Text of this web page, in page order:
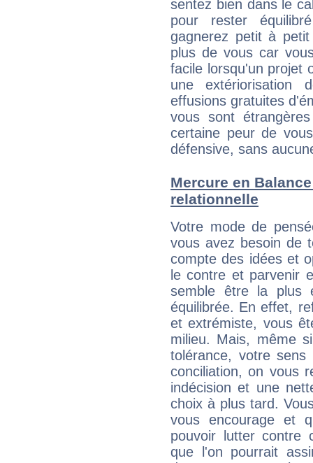
sentez bien dans le
pour rester
gagnerez petit à
plus de vous car
facile lorsqu'un projet
une extériorisation
effusions gratuites
vous sont
certaine peur de
défensive, sans
Mercure en
relationnelle
Votre mode de
vous avez besoin de
compte des idées et
le contre et parvenir
semble être la plus
équilibrée. En effet,
et extrémiste, vous
milieu. Mais, même
tolérance, votre
conciliation, on vous
indécision et une
choix à plus tard.
vous encourage et
pouvoir lutter contre
que l'on pourrait